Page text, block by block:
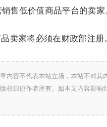
售低价值商品平台的卖家
卖家将必须在财政部注
内容不代表本站立场，本站不对
权归原作者所有。如本文内容影